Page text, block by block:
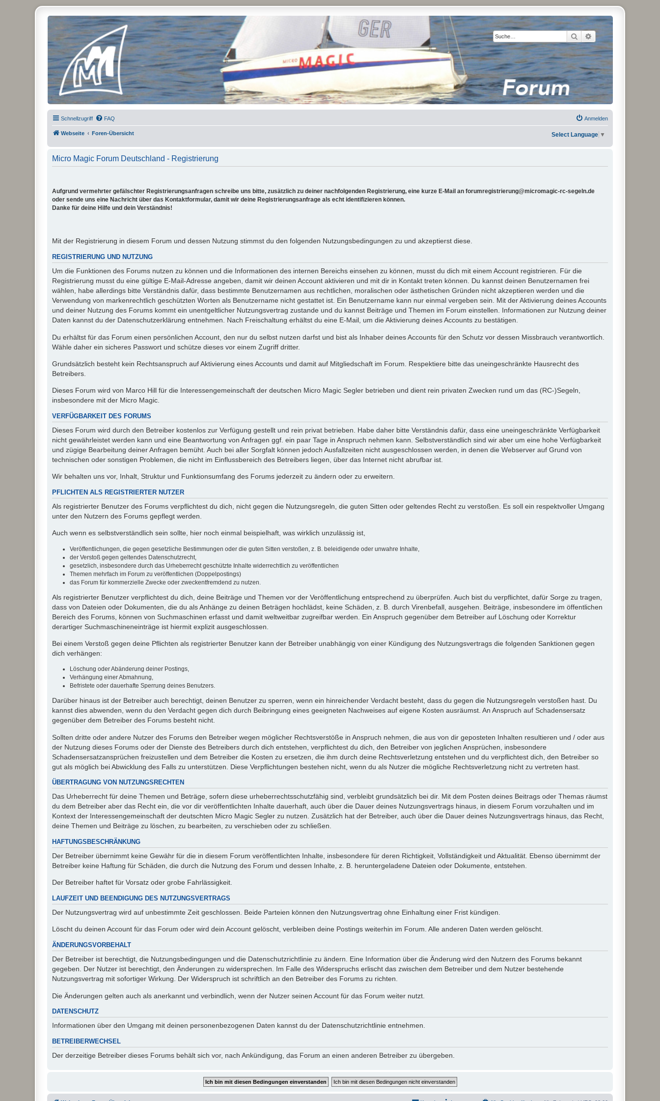
Suche Erweiterte Suche
Micro Magic Forum Deutschland
Schnellzugriff FAQ Anmelden
Webseite Foren-Übersicht Select Language ▼
Micro Magic Forum Deutschland - Registrierung
Aufgrund vermehrter gefälschter Registrierungsanfragen schreibe uns bitte, zusätzlich zu deiner nachfolgenden Registrierung, eine kurze E-Mail an forumregistrierung@micromagic-rc-segeln.de
oder sende uns eine Nachricht über das Kontaktformular, damit wir deine Registrierungsanfrage als echt identifizieren können.
Danke für deine Hilfe und dein Verständnis!
Mit der Registrierung in diesem Forum und dessen Nutzung stimmst du den folgenden Nutzungsbedingungen zu und akzeptierst diese.
REGISTRIERUNG UND NUTZUNG
Um die Funktionen des Forums nutzen zu können und die Informationen des internen Bereichs einsehen zu können, musst du dich mit einem Account registrieren. Für die
Registrierung musst du eine gültige E-Mail-Adresse angeben, damit wir deinen Account aktivieren und mit dir in Kontakt treten können. Du kannst deinen Benutzernamen frei
wählen, habe allerdings bitte Verständnis dafür, dass bestimmte Benutzernamen aus rechtlichen, moralischen oder ästhetischen Gründen nicht akzeptieren werden und die
Verwendung von markenrechtlich geschützten Worten als Benutzername nicht gestattet ist. Ein Benutzername kann nur einmal vergeben sein. Mit der Aktivierung deines Accounts
und deiner Nutzung des Forums kommt ein unentgeltlicher Nutzungsvertrag zustande und du kannst Beiträge und Themen im Forum einstellen. Informationen zur Nutzung deiner
Daten kannst du der Datenschutzerklärung entnehmen. Nach Freischaltung erhältst du eine E-Mail, um die Aktivierung deines Accounts zu bestätigen.
Du erhältst für das Forum einen persönlichen Account, den nur du selbst nutzen darfst und bist als Inhaber deines Accounts für den Schutz vor dessen Missbrauch verantwortlich.
Wähle daher ein sicheres Passwort und schütze dieses vor einem Zugriff dritter.
Grundsätzlich besteht kein Rechtsanspruch auf Aktivierung eines Accounts und damit auf Mitgliedschaft im Forum. Respektiere bitte das uneingeschränkte Hausrecht des
Betreibers.
Dieses Forum wird von Marco Hill für die Interessengemeinschaft der deutschen Micro Magic Segler betrieben und dient rein privaten Zwecken rund um das (RC-)Segeln,
insbesondere mit der Micro Magic.
VERFÜGBARKEIT DES FORUMS
Dieses Forum wird durch den Betreiber kostenlos zur Verfügung gestellt und rein privat betrieben. Habe daher bitte Verständnis dafür, dass eine uneingeschränkte Verfügbarkeit
nicht gewährleistet werden kann und eine Beantwortung von Anfragen ggf. ein paar Tage in Anspruch nehmen kann. Selbstverständlich sind wir aber um eine hohe Verfügbarkeit
und zügige Bearbeitung deiner Anfragen bemüht. Auch bei aller Sorgfalt können jedoch Ausfallzeiten nicht ausgeschlossen werden, in denen die Webserver auf Grund von
technischen oder sonstigen Problemen, die nicht im Einflussbereich des Betreibers liegen, über das Internet nicht abrufbar ist.
Wir behalten uns vor, Inhalt, Struktur und Funktionsumfang des Forums jederzeit zu ändern oder zu erweitern.
PFLICHTEN ALS REGISTRIERTER NUTZER
Als registrierter Benutzer des Forums verpflichtest du dich, nicht gegen die Nutzungsregeln, die guten Sitten oder geltendes Recht zu verstoßen. Es soll ein respektvoller Umgang
unter den Nutzern des Forums gepflegt werden.
Auch wenn es selbstverständlich sein sollte, hier noch einmal beispielhaft, was wirklich unzulässig ist,
Veröffentlichungen, die gegen gesetzliche Bestimmungen oder die guten Sitten verstoßen, z. B. beleidigende oder unwahre Inhalte,
der Verstoß gegen geltendes Datenschutzrecht,
gesetzlich, insbesondere durch das Urheberrecht geschützte Inhalte widerrechtlich zu veröffentlichen
Themen mehrfach im Forum zu veröffentlichen (Doppelpostings)
das Forum für kommerzielle Zwecke oder zweckentfremdend zu nutzen.
Als registrierter Benutzer verpflichtest du dich, deine Beiträge und Themen vor der Veröffentlichung entsprechend zu überprüfen. Auch bist du verpflichtet, dafür Sorge zu tragen,
dass von Dateien oder Dokumenten, die du als Anhänge zu deinen Beträgen hochlädst, keine Schäden, z. B. durch Virenbefall, ausgehen. Beiträge, insbesondere im öffentlichen
Bereich des Forums, können von Suchmaschinen erfasst und damit weltweitbar zugreifbar werden. Ein Anspruch gegenüber dem Betreiber auf Löschung oder Korrektur
derartiger Suchmaschineneinträge ist hiermit explizit ausgeschlossen.
Bei einem Verstoß gegen deine Pflichten als registrierter Benutzer kann der Betreiber unabhängig von einer Kündigung des Nutzungsvertrags die folgenden Sanktionen gegen
dich verhängen:
Löschung oder Abänderung deiner Postings,
Verhängung einer Abmahnung,
Befristete oder dauerhafte Sperrung deines Benutzers.
Darüber hinaus ist der Betreiber auch berechtigt, deinen Benutzer zu sperren, wenn ein hinreichender Verdacht besteht, dass du gegen die Nutzungsregeln verstoßen hast. Du
kannst dies abwenden, wenn du den Verdacht gegen dich durch Beibringung eines geeigneten Nachweises auf eigene Kosten ausräumst. An Anspruch auf Schadensersatz
gegenüber dem Betreiber des Forums besteht nicht.
Sollten dritte oder andere Nutzer des Forums den Betreiber wegen möglicher Rechtsverstöße in Anspruch nehmen, die aus von dir geposteten Inhalten resultieren und / oder aus
der Nutzung dieses Forums oder der Dienste des Betreibers durch dich entstehen, verpflichtest du dich, den Betreiber von jeglichen Ansprüchen, insbesondere
Schadensersatzansprüchen freizustellen und dem Betreiber die Kosten zu ersetzen, die ihm durch deine Rechtsverletzung entstehen und du verpflichtest dich, den Betreiber so
gut als möglich bei Abwicklung des Falls zu unterstützen. Diese Verpflichtungen bestehen nicht, wenn du als Nutzer die mögliche Rechtsverletzung nicht zu vertreten hast.
ÜBERTRAGUNG VON NUTZUNGSRECHTEN
Das Urheberrecht für deine Themen und Beträge, sofern diese urheberrechtsschutzfähig sind, verbleibt grundsätzlich bei dir. Mit dem Posten deines Beitrags oder Themas räumst
du dem Betreiber aber das Recht ein, die vor dir veröffentlichten Inhalte dauerhaft, auch über die Dauer deines Nutzungsvertrags hinaus, in diesem Forum vorzuhalten und im
Kontext der Interessengemeinschaft der deutschten Micro Magic Segler zu nutzen. Zusätzlich hat der Betreiber, auch über die Dauer deines Nutzungsvertrags hinaus, das Recht,
deine Themen und Beiträge zu löschen, zu bearbeiten, zu verschieben oder zu schließen.
HAFTUNGSBESCHRÄNKUNG
Der Betreiber übernimmt keine Gewähr für die in diesem Forum veröffentlichten Inhalte, insbesondere für deren Richtigkeit, Vollständigkeit und Aktualität. Ebenso übernimmt der
Betreiber keine Haftung für Schäden, die durch die Nutzung des Forum und dessen Inhalte, z. B. heruntergeladene Dateien oder Dokumente, entstehen.
Der Betreiber haftet für Vorsatz oder grobe Fahrlässigkeit.
LAUFZEIT UND BEENDIGUNG DES NUTZUNGSVERTRAGS
Der Nutzungsvertrag wird auf unbestimmte Zeit geschlossen. Beide Parteien können den Nutzungsvertrag ohne Einhaltung einer Frist kündigen.
Löscht du deinen Account für das Forum oder wird dein Account gelöscht, verbleiben deine Postings weiterhin im Forum. Alle anderen Daten werden gelöscht.
ÄNDERUNGSVORBEHALT
Der Betreiber ist berechtigt, die Nutzungsbedingungen und die Datenschutzrichtlinie zu ändern. Eine Information über die Änderung wird den Nutzern des Forums bekannt
gegeben. Der Nutzer ist berechtigt, den Änderungen zu widersprechen. Im Falle des Widerspruchs erlischt das zwischen dem Betreiber und dem Nutzer bestehende
Nutzungsvertrag mit sofortiger Wirkung. Der Widerspruch ist schriftlich an den Betreiber des Forums zu richten.
Die Änderungen gelten auch als anerkannt und verbindlich, wenn der Nutzer seinen Account für das Forum weiter nutzt.
DATENSCHUTZ
Informationen über den Umgang mit deinen personenbezogenen Daten kannst du der Datenschutzrichtlinie entnehmen.
BETREIBERWECHSEL
Der derzeitige Betreiber dieses Forums behält sich vor, nach Ankündigung, das Forum an einen anderen Betreiber zu übergeben.